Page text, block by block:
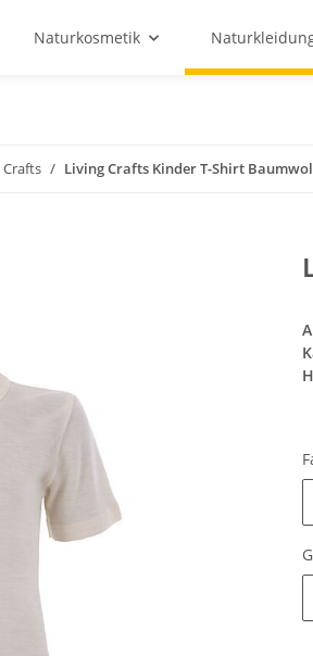
Naturkosmetik
Living Crafts Kinder T-Shirt